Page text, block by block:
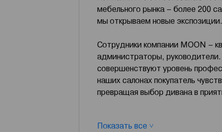
мебельного рынка – более 200
мы открываем новые экспозиции.
Сотрудники компании MOON –
администраторы,
совершенствуют уровень
наших салонах покупатель
превращая выбор дивана в
ДИВАНЫ». Это одно из
Показать все ˅